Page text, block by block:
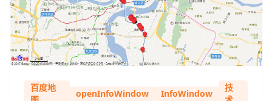
百度地
openInfoWindow InfoWindow
技